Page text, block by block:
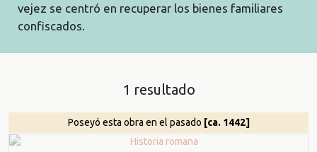
vejez se centró en recuperar los bienes familiares
confiscados.
1 resultado
Poseyó esta obra en el pasado [ca. 1442]